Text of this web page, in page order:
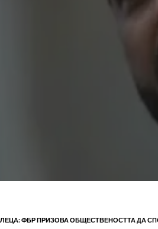
ФБР ПРИЗОВА ОБЩЕСТВЕНОСТТА ДА